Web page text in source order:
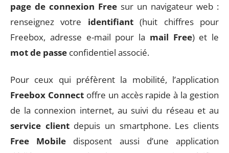
page de connexion Free sur un navigateur web :
renseignez votre identifiant(huit chiffres pour
Freebox, adresse e-mail pour la mail Free) et le
mot de passe confidentiel associé.
Pour ceux qui préfèrent la mobilité, l’application
Freebox Connectoffre un accès rapide à la gestion
de la connexion internet, au suivi du réseau et au
service clientdepuis un smartphone. Les clients
Free Mobile disposent aussi d’une application